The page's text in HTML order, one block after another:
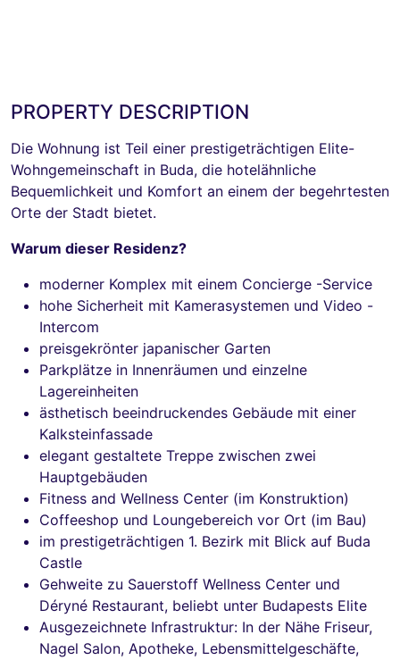
PROPERTY DESCRIPTION
Die Wohnung ist Teil einer prestigeträchtigen Elite-
Wohngemeinschaft in Buda, die hotelähnliche
Bequemlichkeit und Komfort an einem der begehrtesten
Orte der Stadt bietet.
Warum dieser Residenz?
moderner Komplex mit einem Concierge -Service
hohe Sicherheit mit Kamerasystemen und Video -
Intercom
preisgekrönter japanischer Garten
Parkplätze in Innenräumen und einzelne
Lagereinheiten
ästhetisch beeindruckendes Gebäude mit einer
Kalksteinfassade
elegant gestaltete Treppe zwischen zwei
Hauptgebäuden
Fitness and Wellness Center (im Konstruktion)
Coffeeshop und Loungebereich vor Ort (im Bau)
im prestigeträchtigen 1. Bezirk mit Blick auf Buda
Castle
Gehweite zu Sauerstoff Wellness Center und
Déryné Restaurant, beliebt unter Budapests Elite
Ausgezeichnete Infrastruktur: In der Nähe Friseur,
Nagel Salon, Apotheke, Lebensmittelgeschäfte,